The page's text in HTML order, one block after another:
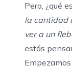
Pero, ¿qué
la cantidad
ver a un
estás